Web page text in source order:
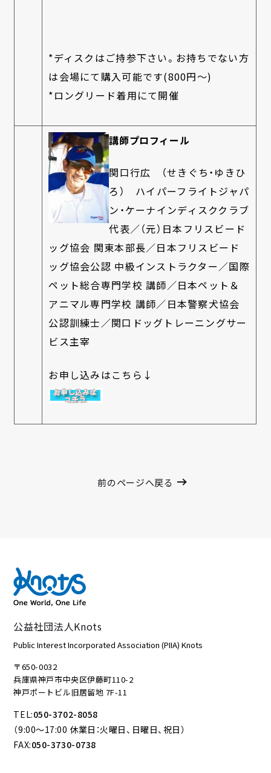
*ディスクはご持参下さい。お持ちでない方
は会場にて購入可能です(800円～)
*ロングリード着用にて開催
講師プロフィール
関口行広 （せきぐち・ゆきひ
ろ） ハイパーフライトジャパ
ン・ケーナインディスククラブ
代表／（元）日本フリスビード
ッグ協会 関東本部長／日本フリスビード
ッグ協会公認 中級インストラクター／国際
ペット総合専門学校 講師／日本ペット＆
アニマル専門学校 講師／日本警察犬協会
公認訓練士／関口ドッグトレーニングサー
ビス主宰
お申し込みはこちら↓
前のページへ戻る
公益社団法人Knots
Public Interest Incorporated Association (PIIA) Knots
〒650-0032
兵庫県神戸市中央区伊藤町110-2
神戸ポートビル旧居留地 7F-11
TEL:050-3702-8058
（9:00～17:00 休業日：火曜日、日曜日、祝日）
FAX:050-3730-0738